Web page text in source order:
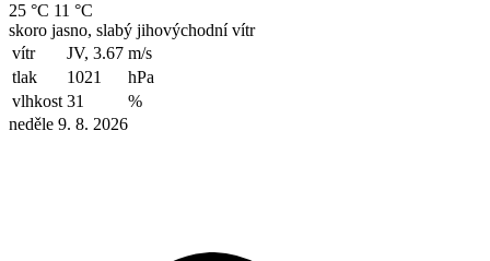
25 °C 11 °C
skoro jasno, slabý jihovýchodní vítr
vítr
JV, 3.67 m/s
tlak
1021
hPa
vlhkost 31
%
neděle 9. 8. 2026